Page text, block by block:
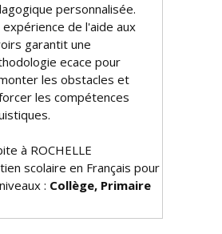
personnalisée.
expérience de l'aide aux
garantit une
efficace pour
les obstacles et
les compétences
à ROCHELLE
scolaire en Français pour
: Collège, Primaire